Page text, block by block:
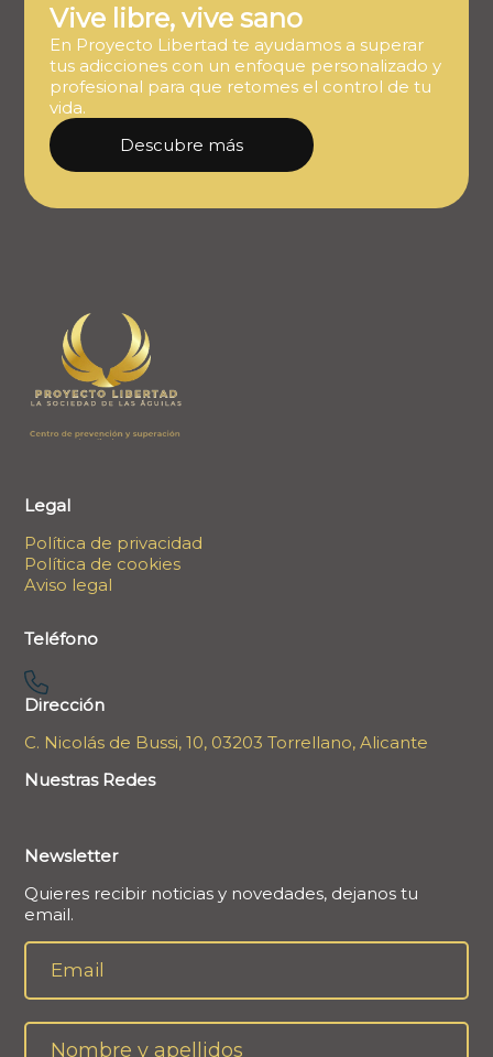
Vive libre, vive sano
En Proyecto Libertad te ayudamos a superar
tus adicciones con un enfoque personalizado y
profesional para que retomes el control de tu
vida.
Descubre más
Legal
Política de privacidad
Política de cookies
Aviso legal
Teléfono
Dirección
C. Nicolás de Bussi, 10, 03203 Torrellano, Alicante
Nuestras Redes
Newsletter
Quieres recibir noticias y novedades, dejanos tu
email.